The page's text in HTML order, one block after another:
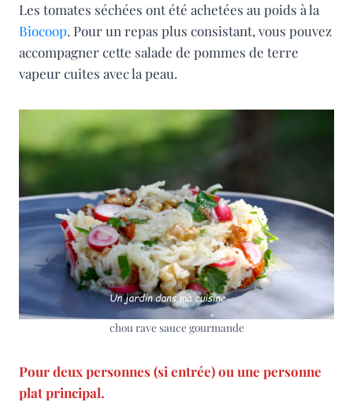
Les tomates séchées ont été achetées au poids à la
Biocoop. Pour un repas plus consistant, vous pouvez
accompagner cette salade de pommes de terre
vapeur cuites avec la peau.
chou rave sauce gourmande
Pour deux personnes (si entrée) ou une personne
plat principal.